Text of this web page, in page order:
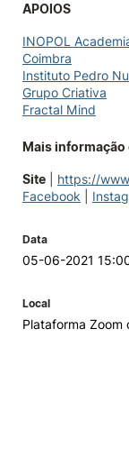
APOIOS
INOPOL
Coimbra
Instituto Pedro
Grupo Criativa
Fractal Mind
Mais informação
Site
https://
Facebook
Data
05-06-2021
Local
Plataforma Zoom